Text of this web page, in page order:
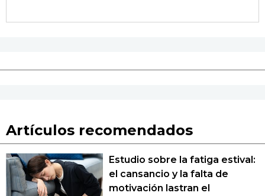
Artículos recomendados
Estudio sobre la fatiga estival:
el cansancio y la falta de
motivación lastran el